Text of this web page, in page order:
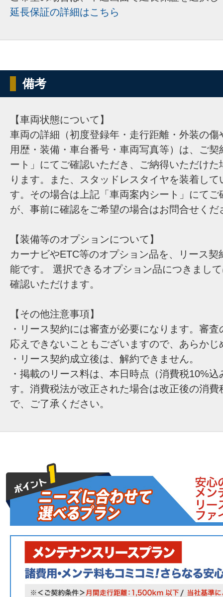
延長保証の詳細はこちら
備考
【車両状態について】
車両の詳細（初度登録年・走行距離・外装の傷
用歴・装備・車台番号・車両写真等）は、ご
ート」にてご確認いただき、ご納得いただけ
ります。また、スタッドレスタイヤを装着し
す。その場合は上記「車両案内シート」にてご
が、事前に確認をご希望の場合はお問合せくだ
【装備等のオプションについて】
カーナビやETC等のオプション品を、リース契
能です。 選択できるオプション品につきまし
確認いただけます。
【その他注意事項】
・リース契約には審査が必要になります。審
応えできないこともございますので、あらか
・リース契約成立後は、解約できません。
・掲載のリース料は、本日時点（消費税10%
す。消費税法が改正された場合は改正後の消費
で、ご了承ください。